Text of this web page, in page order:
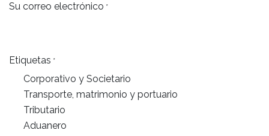
Su correo electrónico *
Etiquetas *
Corporativo y Societario
Transporte, matrimonio y portuario
Tributario
Aduanero